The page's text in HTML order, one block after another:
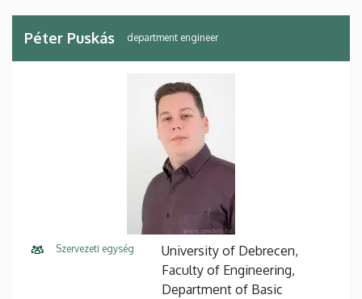
Péter Puskás department engineer
Szervezeti egység
University of Debrecen,
Faculty of Engineering,
Department of Basic